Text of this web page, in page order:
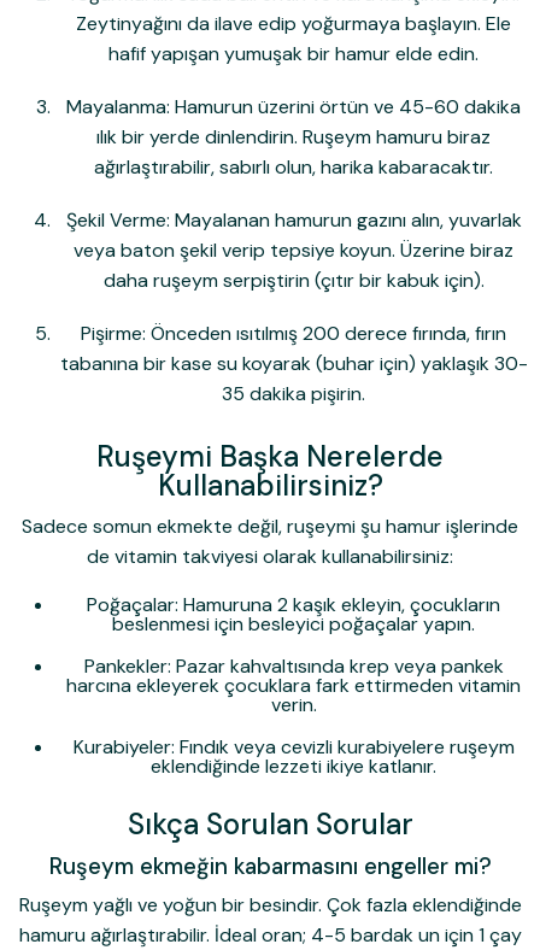
Zeytinyağını da ilave edip yoğurmaya başlayın. Ele
hafif yapışan yumuşak bir hamur elde edin.
Mayalanma: Hamurun üzerini örtün ve 45-60 dakika
ılık bir yerde dinlendirin. Ruşeym hamuru biraz
ağırlaştırabilir, sabırlı olun, harika kabaracaktır.
Şekil Verme: Mayalanan hamurun gazını alın, yuvarlak
veya baton şekil verip tepsiye koyun. Üzerine biraz
daha ruşeym serpiştirin (çıtır bir kabuk için).
Pişirme: Önceden ısıtılmış 200 derece fırında, fırın
tabanına bir kase su koyarak (buhar için) yaklaşık 30-
35 dakika pişirin.
Ruşeymi Başka Nerelerde
Kullanabilirsiniz?
Sadece somun ekmekte değil, ruşeymi şu hamur işlerinde
de vitamin takviyesi olarak kullanabilirsiniz:
Poğaçalar: Hamuruna 2 kaşık ekleyin, çocukların
beslenmesi için besleyici poğaçalar yapın.
Pankekler: Pazar kahvaltısında krep veya pankek
harcına ekleyerek çocuklara fark ettirmeden vitamin
verin.
Kurabiyeler: Fındık veya cevizli kurabiyelere ruşeym
eklendiğinde lezzeti ikiye katlanır.
Sıkça Sorulan Sorular
Ruşeym ekmeğin kabarmasını engeller mi?
Ruşeym yağlı ve yoğun bir besindir. Çok fazla eklendiğinde
hamuru ağırlaştırabilir. İdeal oran; 4-5 bardak un için 1 çay